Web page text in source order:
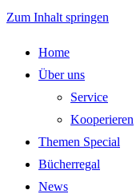
Zum Inhalt springen
Home
Über uns
Service
Kooperieren
Themen Special
Bücherregal
News